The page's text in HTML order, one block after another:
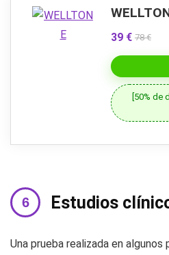
39 € 78 €
[50% de
Estudios
Una prueba realizada en